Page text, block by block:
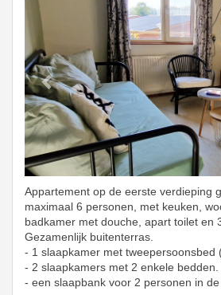
Appartement op de eerste verdieping
maximaal 6 personen, met keuken,
badkamer met douche, apart toilet en
Gezamenlijk buitenterras.
- 1 slaapkamer met tweepersoonsbed
- 2 slaapkamers met 2 enkele bedden.
- een slaapbank voor 2 personen in